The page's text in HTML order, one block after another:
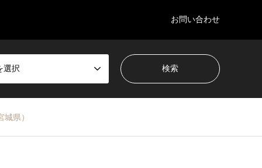
お問い合わせ
選択
県）